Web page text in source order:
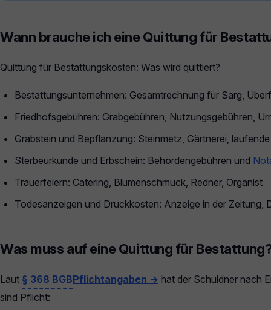
Wann brauche ich eine Quittung für
Quittung für Bestattungskosten: Was wird quittiert?
Bestattungsunternehmen: Gesamtrechnung für Sarg,
Friedhofsgebühren: Grabgebühren, Nutzungsgebühren,
Grabstein und Bepflanzung: Steinmetz, Gärtnerei,
Sterbeurkunde und Erbschein: Behördengebühren und
Trauerfeiern: Catering, Blumenschmuck, Redner, Organist
Todesanzeigen und Druckkosten: Anzeige in der Zeitung,
Was muss auf eine Quittung für
Laut § 368 BGBPflichtangaben → hat der Schuldner nach
sind Pflicht: